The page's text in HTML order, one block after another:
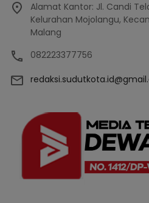
Alamat Kantor: Jl. Candi
Kelurahan Mojolangu,
Malang
082223377756